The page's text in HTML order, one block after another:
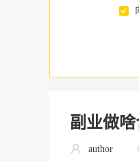
副业做
author